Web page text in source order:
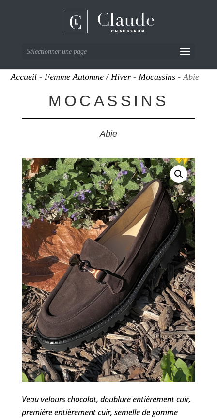
Sélectionner une page
Accueil -Femme Automne / Hiver -Mocassins - Abie
MOCASSINS
Abie
Veau velours chocolat, doublure entièrement cuir,
première entièrement cuir, semelle de gomme